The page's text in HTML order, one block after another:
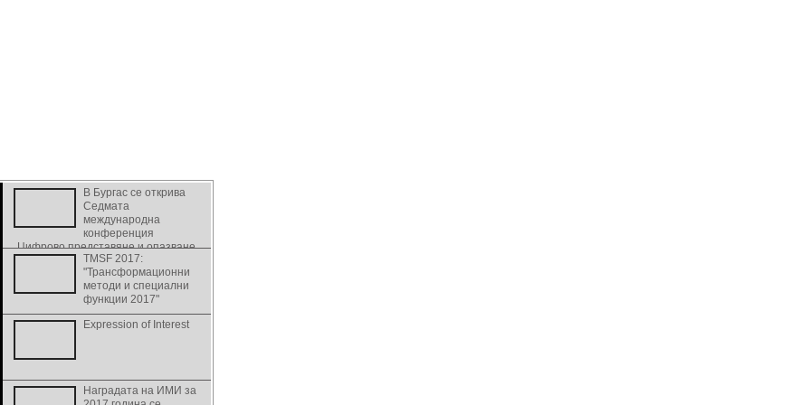
В Бургас се открива
Седмата
международна
конференция
„Цифрово представяне и опазване
на културно и научно наследство” -
TMSF 2017:
"Трансформационни
методи и специални
функции 2017"
Expression of Interest
Наградата на ИМИ за